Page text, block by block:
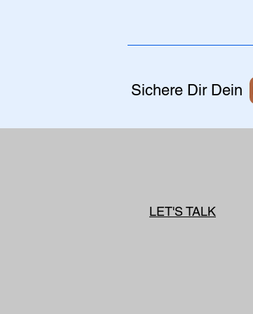
Sichere Dir Dein
LET'S TALK